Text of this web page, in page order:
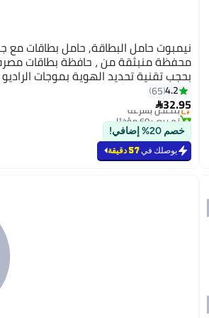
نيمبوت حامل البطاقة, حامل بطاقات مع
محفظة منبثقة من ، حافظة بطاقات
بحجب تقنية تحديد الهوية بموجات
على 5 بطاقات وملاحظات, أسود, Small, محفظة
4.2
65
32.95
بتخلّص بسرعة
تم بيع +60 مؤخرًا
بتخلّص بسرعة
خصم 20% إضافي!
يوصلك في57 دقيقة